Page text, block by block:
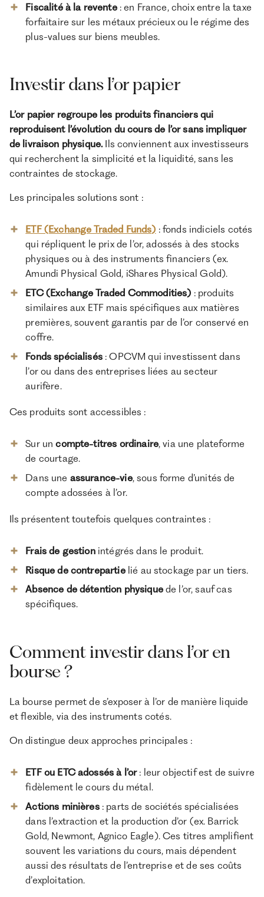
Fiscalité à la revente: en France, choix entre la taxe
forfaitaire sur les métaux précieux ou le régime des
plus-values sur biens meubles.
Investir dans l’or papier
L’or papier regroupe les produits financiers qui
reproduisent l’évolution du cours de l’or sans impliquer
de livraison physique. Ils conviennent aux investisseurs
qui recherchent la simplicité et la liquidité, sans les
contraintes de stockage.
Les principales solutions sont :
ETF (Exchange Traded Funds) : fonds indiciels cotés
qui répliquent le prix de l’or, adossés à des stocks
physiques ou à des instruments financiers (ex.
Amundi Physical Gold, iShares Physical Gold).
ETC (Exchange Traded Commodities) : produits
similaires aux ETF mais spécifiques aux matières
premières, souvent garantis par de l’or conservé en
coffre.
Fonds spécialisés: OPCVM qui investissent dans
l’or ou dans des entreprises liées au secteur
aurifère.
Ces produits sont accessibles :
Sur uncompte-titres ordinaire, via une plateforme
de courtage.
Dans une assurance-vie, sous forme d’unités de
compte adossées à l’or.
Ils présentent toutefois quelques contraintes :
Frais de gestionintégrés dans le produit.
Risque de contrepartielié au stockage par un tiers.
Absence de détention physiquede l’or, sauf cas
spécifiques.
Comment investir dans l’or en
bourse ?
La bourse permet de s’exposer à l’or de manière liquide
et flexible, via des instruments cotés.
On distingue deux approches principales :
ETF ou ETC adossés à l’or: leur objectif est de suivre
fidèlement le cours du métal.
Actions minières: parts de sociétés spécialisées
dans l’extraction et la production d’or (ex. Barrick
Gold, Newmont, Agnico Eagle). Ces titres amplifient
souvent les variations du cours, mais dépendent
aussi des résultats de l’entreprise et de ses coûts
d’exploitation.